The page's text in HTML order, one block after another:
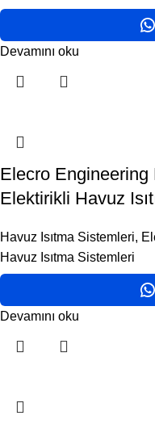
Devamını oku
Elecro
Elektirikli Havuz
Havuz Isıtma Sistemleri,
Havuz Isıtma Sistemleri
Devamını oku